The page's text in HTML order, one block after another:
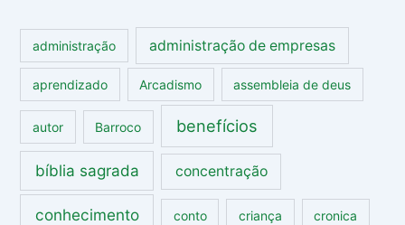
administração administração de empresas
aprendizado Arcadismo assembleia de deus
autor Barroco benefícios
bíblia sagrada concentração
conhecimento conto criança cronica